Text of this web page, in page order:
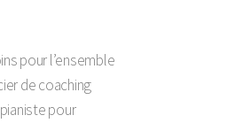
pour l’ensemble
de coaching
pour